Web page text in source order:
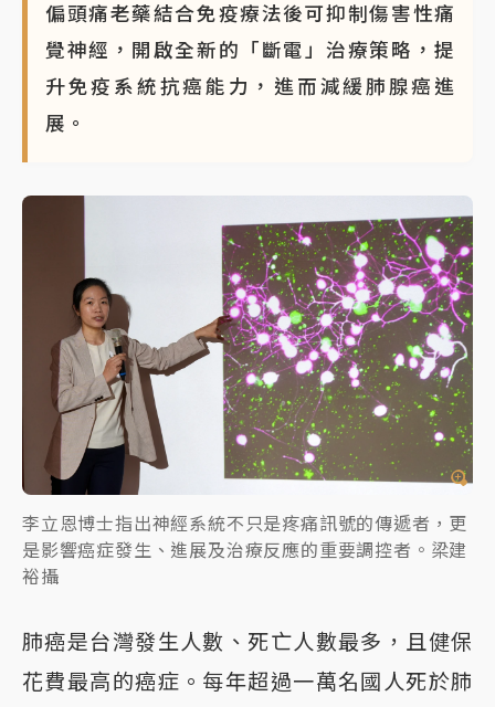
偏頭痛老藥結合免疫療法後可抑制傷害性痛
覺神經，開啟全新的「斷電」治療策略，提
升免疫系統抗癌能力，進而減緩肺腺癌進
展。
李立恩博士指出神經系統不只是疼痛訊號的傳遞者，更
是影響癌症發生、進展及治療反應的重要調控者。梁建
裕攝
肺癌是台灣發生人數、死亡人數最多，且健保
花費最高的癌症。每年超過一萬名國人死於肺